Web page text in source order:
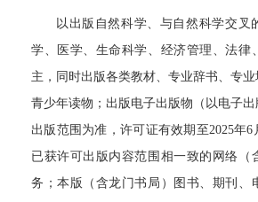
以出版自然科学、与自然科学交叉
学、医学、生命科学、经济管理、法律
主，同时出版各类教材、专业辞书、专
青少年读物；出版电子出版物（以电子
出版范围为准，许可证有效期至2025年6
已获许可出版内容范围相一致的网络（
务；本版（含龙门书局）图书、期刊、